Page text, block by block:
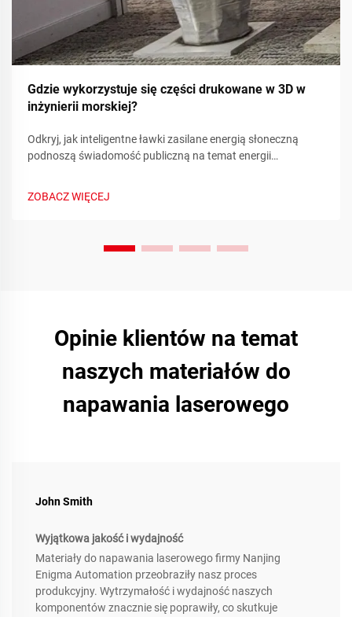
Gdzie wykorzystuje się części drukowane w 3D w
inżynierii morskiej?
Odkryj, jak inteligentne ławki zasilane energią słoneczną
podnoszą świadomość publiczną na temat energii
Dowiedz się więcej już dziś.
ZOBACZ WIĘCEJ
Opinie klientów na temat
naszych materiałów do
napawania laserowego
John Smith
Wyjątkowa jakość i wydajność
Materiały do napawania laserowego firmy Nanjing
Enigma Automation przeobraziły nasz proces
produkcyjny. Wytrzymałość i wydajność naszych
komponentów znacznie się poprawiły, co skutkuje